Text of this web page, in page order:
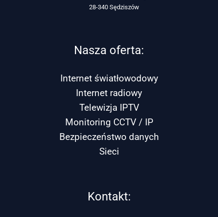
28-340 Sędziszów
Nasza oferta:
Internet światłowodowy
Internet radiowy
Telewizja IPTV
Monitoring CCTV / IP
Bezpieczeństwo danych
Sieci
Kontakt: